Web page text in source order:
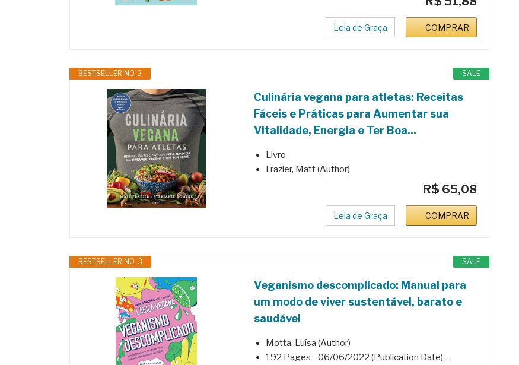
Leia de Graça COMPRAR
SALE
BESTSELLER NO. 2
Culinária vegana para atletas: Receitas
Fáceis e Práticas para Aumentar sua
Vitalidade, Energia e Ter Boa...
Livro
Frazier, Matt (Author)
R$ 65,08
Leia de Graça COMPRAR
SALE
BESTSELLER NO. 3
Veganismo descomplicado: Manual para
um modo de viver sustentável, barato e
saudável
Motta, Luísa (Author)
192 Pages - 06/06/2022 (Publication Date) -